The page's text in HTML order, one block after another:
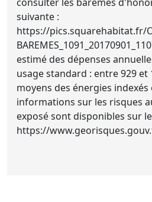
suivante :
https://pics.squarehabitat.fr/
estimé des dépenses
usage standard : entre 929 et
moyens des énergies indexés
informations sur les risques
exposé sont disponibles sur
https://